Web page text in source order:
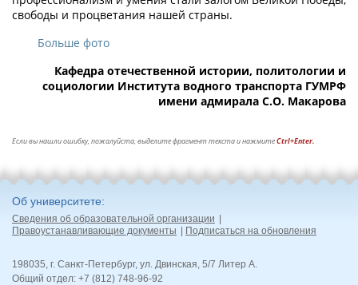
свободы и процветания нашей страны.
Больше фото
Кафедра отечественной истории, политологии и
социологии Института водного транспорта ГУМРФ
имени адмирала С.О. Макарова
Если вы нашли ошибку, пожалуйста, выделите фрагмент текста и нажмитеCtrl+Enter.
Об университете
Сведения об образовательной организации
Правоустанавливающие документы
Подписаться на обновления
198035, г. Санкт-Петербург, ул. Двинская, 5/7 Литер А.
Общий отдел: +7 (812) 748-96-92